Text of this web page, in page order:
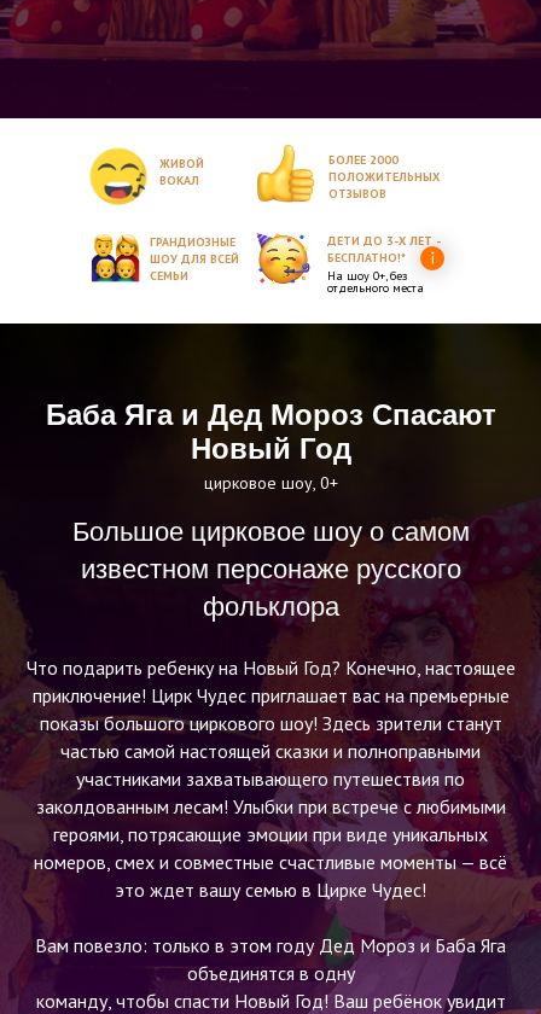
ЖИВОЙ
ВОКАЛ
БОЛЕЕ 2000
ПОЛОЖИТЕЛЬНЫХ
ОТЗЫВОВ
ГРАНДИОЗНЫЕ
ШОУ ДЛЯ ВСЕЙ
СЕМЬИ
ДЕТИ ДО 3-Х ЛЕТ -
БЕСПЛАТНО!*
На шоу 0+, без
отдельного места
Баба Яга и Дед Мороз Спасают
Новый Год
цирковое шоу, 0+
Большое цирковое шоу о самом
известном персонаже русского
фольклора
Что подарить ребенку на Новый Год? Конечно, настоящее
приключение! Цирк Чудес приглашает вас на премьерные
показы большого циркового шоу! Здесь зрители станут
частью самой настоящей сказки и полноправными
участниками захватывающего путешествия по
заколдованным лесам! Улыбки при встрече с любимыми
героями, потрясающие эмоции при виде уникальных
номеров, смех и совместные счастливые моменты — всё
это ждет вашу семью в Цирке Чудес!
Вам повезло: только в этом году Дед Мороз и Баба Яга
объединятся в одну
команду, чтобы спасти Новый Год! Ваш ребёнок увидит